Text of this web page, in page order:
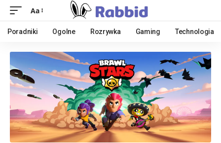
Aa
Poradniki Ogolne Rozrywka Gaming Technologia